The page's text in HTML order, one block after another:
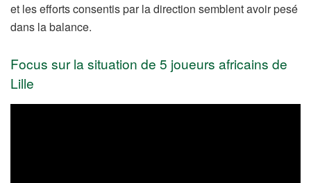
et les efforts consentis par la direction semblent avoir pesé
dans la balance.
Focus sur la situation de 5 joueurs africains de
Lille